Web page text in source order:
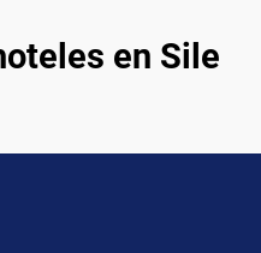
en Sile